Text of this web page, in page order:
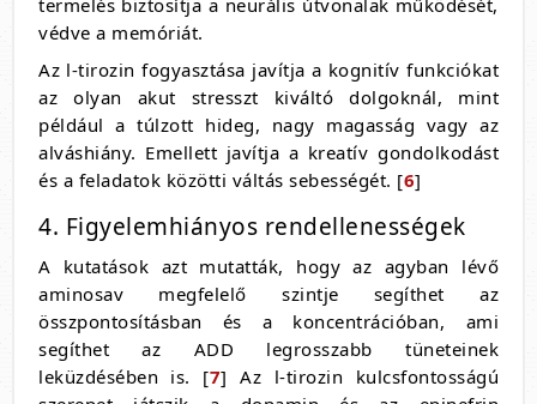
termelés biztosítja a neurális útvonalak működését,
védve a memóriát.
Az l-tirozin fogyasztása javítja a kognitív funkciókat
az olyan akut stresszt kiváltó dolgoknál, mint
például a túlzott hideg, nagy magasság vagy az
alváshiány. Emellett javítja a kreatív gondolkodást
és a feladatok közötti váltás sebességét. [6]
4. Figyelemhiányos rendellenességek
A kutatások azt mutatták, hogy az agyban lévő
aminosav megfelelő szintje segíthet az
összpontosításban és a koncentrációban, ami
segíthet az ADD legrosszabb tüneteinek
leküzdésében is. [7] Az l-tirozin kulcsfontosságú